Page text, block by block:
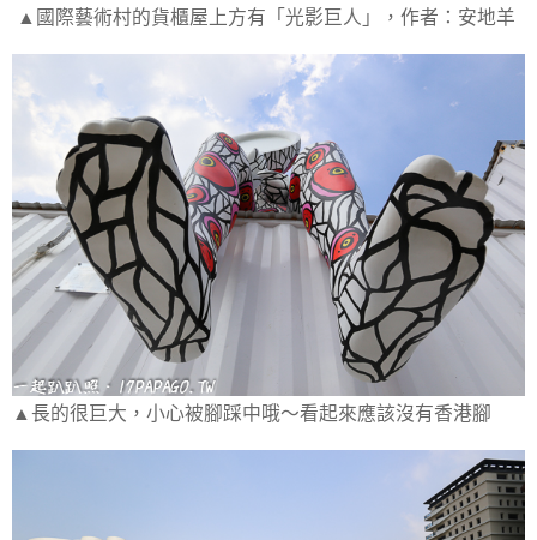
▲國際藝術村的貨櫃屋上方有「光影巨人」，作者：安地羊
▲長的很巨大，小心被腳踩中哦～看起來應該沒有香港腳